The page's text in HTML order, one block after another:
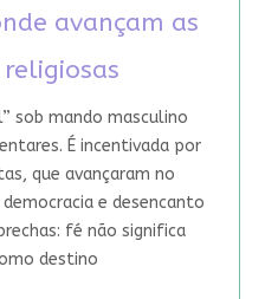
avançam as
sob mando masculino
É incentivada por
que avançaram no
e desencanto
fé não significa
destino